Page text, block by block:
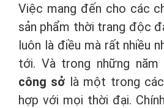
Việc mang đến cho các
sản phẩm thời trang độc
luôn là điều mà rất nhiều
tới. Và trong những năm
công sở là một trong
hợp với mọi thời đại.